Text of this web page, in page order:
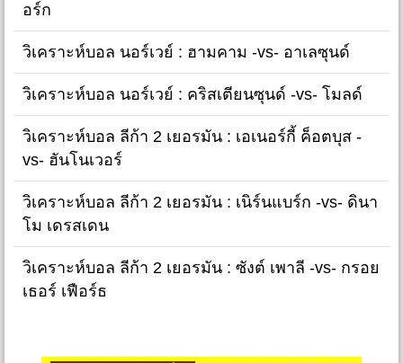
อร์ก
วิเคราะห์บอล นอร์เวย์ : ฮามคาม -vs- อาเลซุนด์
วิเคราะห์บอล นอร์เวย์ : คริสเตียนซุนด์ -vs- โมลด์
วิเคราะห์บอล ลีก้า 2 เยอรมัน : เอเนอร์กี้ ค็อตบุส -
vs- ฮันโนเวอร์
วิเคราะห์บอล ลีก้า 2 เยอรมัน : เนิร์นแบร์ก -vs- ดินา
โม เดรสเดน
วิเคราะห์บอล ลีก้า 2 เยอรมัน : ซังต์ เพาลี -vs- กรอย
เธอร์ เฟือร์ธ